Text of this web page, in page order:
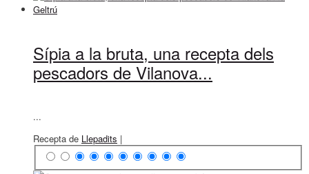
Sípia a la bruta, una recepta dels
pescadors de Vilanova...
...
Recepta de Llepadits |